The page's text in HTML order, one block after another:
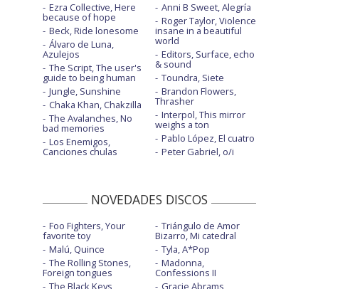
Ezra Collective, Here
because of hope
Beck, Ride lonesome
Álvaro de Luna,
Azulejos
The Script, The user's
guide to being human
Jungle, Sunshine
Chaka Khan, Chakzilla
The Avalanches, No
bad memories
Los Enemigos,
Canciones chulas
Anni B Sweet, Alegría
Roger Taylor, Violence
insane in a beautiful
world
Editors, Surface, echo
& sound
Toundra, Siete
Brandon Flowers,
Thrasher
Interpol, This mirror
weighs a ton
Pablo López, El cuatro
Peter Gabriel, o/i
NOVEDADES DISCOS
Foo Fighters, Your
favorite toy
Malú, Quince
The Rolling Stones,
Foreign tongues
The Black Keys,
Triángulo de Amor
Bizarro, Mi catedral
Tyla, A*Pop
Madonna,
Confessions II
Gracie Abrams,